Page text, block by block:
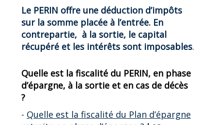
Le PERIN offre une déduction d’impôts
sur la somme placée à l’entrée. En
contrepartie, à la sortie, le capital
récupéré et les intérêts sont imposables.
Quelle est la fiscalité du PERIN, en phase
d’épargne, à la sortie et en cas de décès
?
- Quelle est la fiscalité du Plan d’épargne